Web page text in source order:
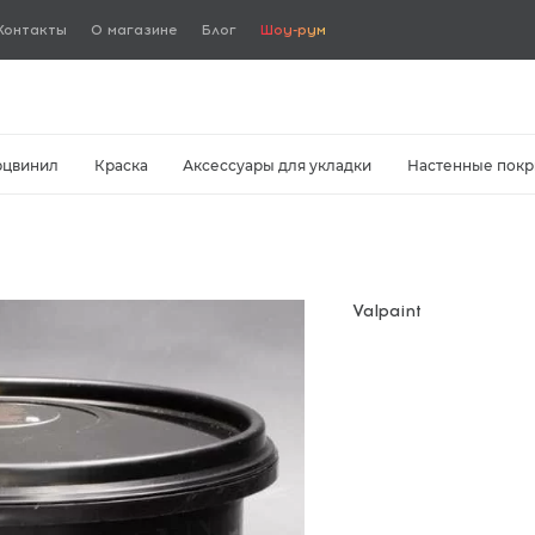
О магазине Блог Шоу-рум
Краска Аксессуары для укладки Настенные
Valpaint